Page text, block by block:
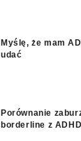
Myślę, że mam
udać
Porównanie
borderline z ADHD